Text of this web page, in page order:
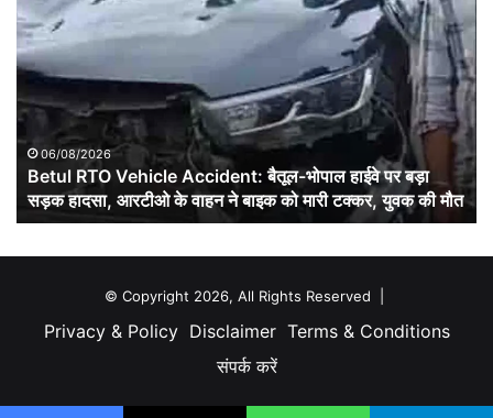
RTO
Vehicle
Accident:
बैतूल-
भोपाल
पर
बड़ा
सड़क
हादसा,
बाइक
टक्कर,
06/08/2026
Betul RTO Vehicle Accident: बैतूल-भोपाल हाईवे पर बड़ा
सड़क हादसा, आरटीओ के वाहन ने बाइक को मारी टक्कर, युवक की मौत
© Copyright 2026, All Rights Reserved |
Privacy & Policy Disclaimer Terms & Conditions
संपर्क करें